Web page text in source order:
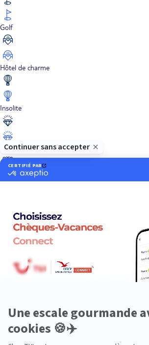
Golf
Hôtel de charme
Insolite
Luxe
Neige
Plongée
Premium